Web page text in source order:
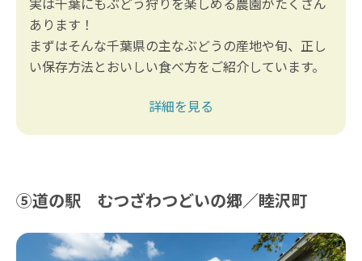
あります！
まずはそんな千葉県の主なぶどうの産地や旬、正し
い保存方法とおいしい食べ方をご紹介しています。
詳細を見る
⑤道の駅 むつざわつどいの郷／睦沢町